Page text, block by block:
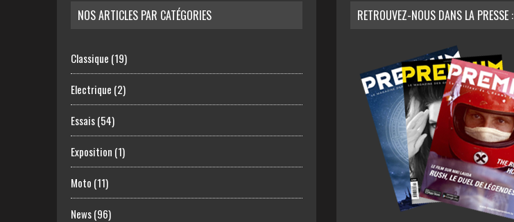
NOS ARTICLES PAR CATÉGORIES
Classique (19)
Electrique (2)
Essais(54)
Exposition (1)
Moto (11)
News(96)
RETROUVEZ-NOUS DANS LA PRESSE :